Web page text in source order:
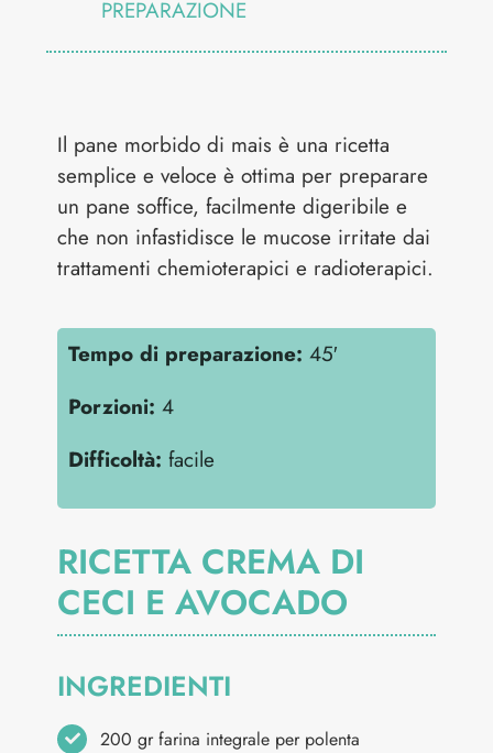
PREPARAZIONE
Il pane morbido di mais è una ricetta
semplice e veloce è ottima per preparare
un pane soffice, facilmente digeribile e
che non infastidisce le mucose irritate dai
trattamenti chemioterapici e radioterapici.
Tempo di preparazione: 45′
Porzioni: 4
Difficoltà:facile
RICETTA CREMA DI
CECI E AVOCADO
INGREDIENTI
200 gr farina integrale per polenta